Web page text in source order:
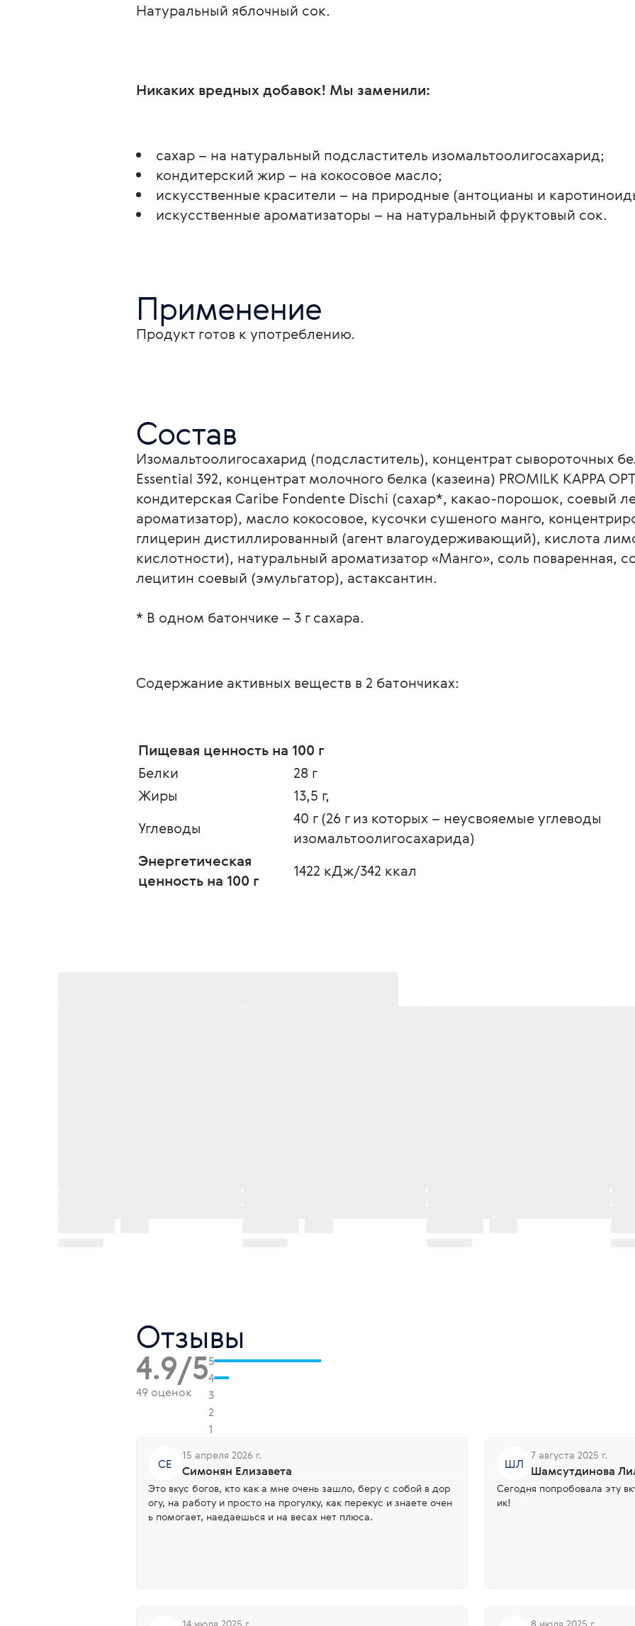
Натуральный яблочный сок.
Никаких вредных добавок! Мы заменили:
сахар – на натуральный подсластитель изомальтоолигосахарид;
кондитерский жир – на кокосовое масло;
искусственные красители – на природные (антоцианы и
искусственные ароматизаторы – на натуральный фруктовый сок.
Применение
Продукт готов к употреблению.
Состав
Изомальтоолигосахарид (подсластитель), концентрат сывороточных
Essential 392, концентрат молочного белка (казеина) PROMILK KAPPA
кондитерская Caribe Fondente Dischi (сахар*, какао-порошок, соевый
ароматизатор), масло кокосовое, кусочки сушеного манго,
глицерин дистиллированный (агент влагоудерживающий), кислота
кислотности), натуральный ароматизатор «Манго», соль поваренная,
лецитин соевый (эмульгатор), астаксантин.
* В одном батончике – 3 г сахара.
Содержание активных веществ в 2 батончиках:
Пищевая ценность на 100 г
Белки
28 г
Жиры
13,5 г,
Углеводы
40 г (26 г из которых – неусвояемые углеводы
изомальтоолигосахарида)
Энергетическая
ценность на 100 г
1422 кДж/342 ккал
Отзывы
4.9/5
49 оценок
5
4
3
2
1
СЕ
15 апреля 2026 г.
Симонян Елизавета
Это вкус богов, кто как а мне очень зашло, беру с собой в дор
огу, на работу и просто на прогулку, как перекус и знаете очен
ь помогает, наедаешься и на весах нет плюса.
ШЛ
7 августа 2025 г.
Шамсутдинова
Сегодня попробовала эту
ик!